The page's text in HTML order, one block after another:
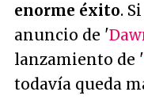
enorme éxito.
anuncio de '
lanzamiento de '
todavía queda